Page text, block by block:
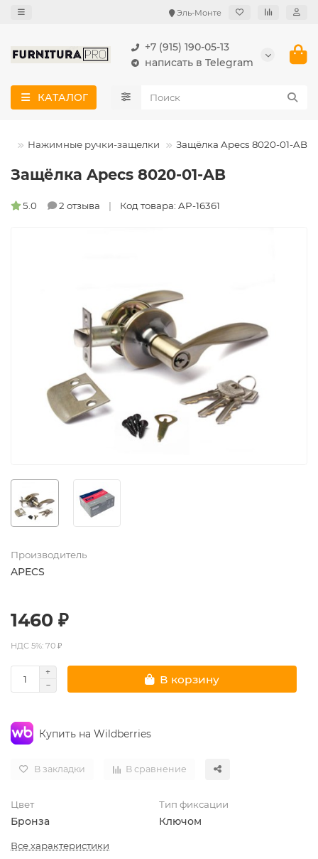
Эль-Монте
+7 (915) 190-05-13
написать в Telegram
КАТАЛОГ
Нажимные ручки-защелки Защёлка Apecs 8020-01-AB
Защёлка Apecs 8020-01-AB
5.0 2 отзыва Код товара: AP-16361
Производитель
APECS
1460 ₽
НДС 5%: 70 ₽
В корзину
Купить на Wildberries
В закладки В сравнение
Цвет
Бронза
Тип фиксации
Ключом
Все характеристики